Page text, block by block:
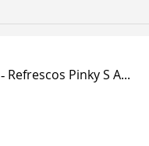
- Refrescos Pinky S A...